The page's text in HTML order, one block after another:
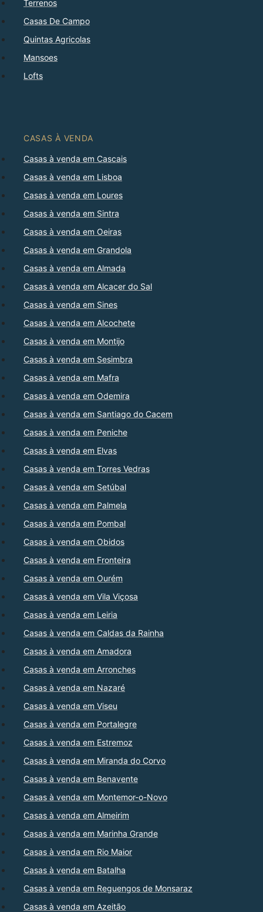
Terrenos
Casas De Campo
Quintas Agricolas
Mansoes
Lofts
CASAS À VENDA
Casas à venda em Cascais
Casas à venda em Lisboa
Casas à venda em Loures
Casas à venda em Sintra
Casas à venda em Oeiras
Casas à venda em Grandola
Casas à venda em Almada
Casas à venda em Alcacer do Sal
Casas à venda em Sines
Casas à venda em Alcochete
Casas à venda em Montijo
Casas à venda em Sesimbra
Casas à venda em Mafra
Casas à venda em Odemira
Casas à venda em Santiago do Cacem
Casas à venda em Peniche
Casas à venda em Elvas
Casas à venda em Torres Vedras
Casas à venda em Setúbal
Casas à venda em Palmela
Casas à venda em Pombal
Casas à venda em Obidos
Casas à venda em Fronteira
Casas à venda em Ourém
Casas à venda em Vila Viçosa
Casas à venda em Leiria
Casas à venda em Caldas da Rainha
Casas à venda em Amadora
Casas à venda em Arronches
Casas à venda em Nazaré
Casas à venda em Viseu
Casas à venda em Portalegre
Casas à venda em Estremoz
Casas à venda em Miranda do Corvo
Casas à venda em Benavente
Casas à venda em Montemor-o-Novo
Casas à venda em Almeirim
Casas à venda em Marinha Grande
Casas à venda em Rio Maior
Casas à venda em Batalha
Casas à venda em Reguengos de Monsaraz
Casas à venda em Azeitão